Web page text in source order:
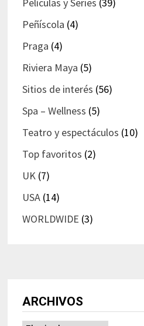
Peñíscola (4)
Praga (4)
Riviera Maya (5)
Sitios de interés (56)
Spa – Wellness (5)
Teatro y espectáculos (10)
Top favoritos (2)
UK(7)
USA(14)
WORLDWIDE (3)
ARCHIVOS